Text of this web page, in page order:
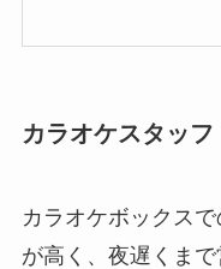
カラオケスタッフ
カラオケボックス
が高く、夜遅くま